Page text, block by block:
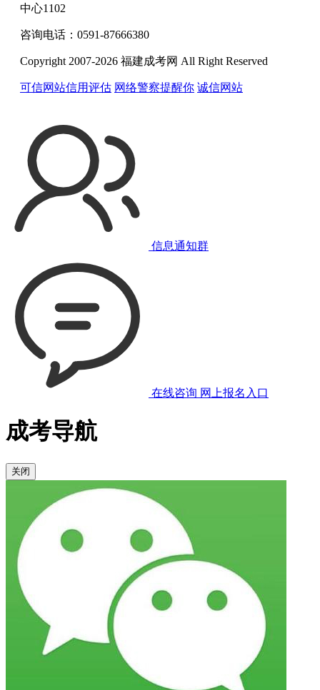
中心1102
咨询电话：0591-87666380
Copyright 2007-2026 福建成考网 All Right Reserved
可信网站信用评估 网络警察提醒你 诚信网站
信息通知群
在线咨询 网上报名入口
成考导航
关闭